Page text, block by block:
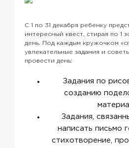
С 1 по 31 декабря ребенку
интересный квест, стирая по 1
день. Под каждым кружочком
увлекательные задания и
провести день:
Задания по
созданию
Задания,
написать письмо
стихотворение,